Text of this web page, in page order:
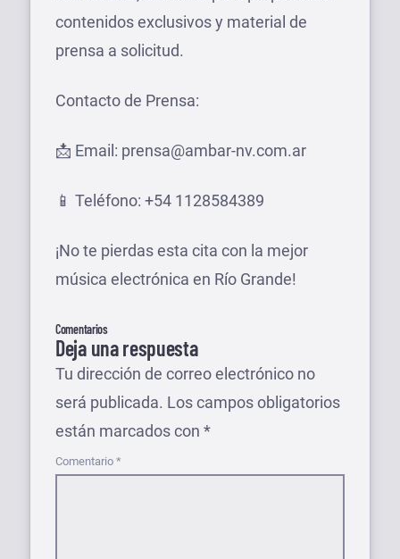
contenidos exclusivos y material de
prensa a solicitud.
Contacto de Prensa:
📩 Email: prensa@ambar-nv.com.ar
📱 Teléfono: +54 1128584389
¡No te pierdas esta cita con la mejor
música electrónica en Río Grande!
Comentarios
Deja una respuesta
Tu dirección de correo electrónico no
será publicada. Los campos obligatorios
están marcados con *
Comentario *